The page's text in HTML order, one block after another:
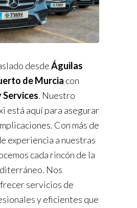
desdeÁguilas
de Murcia con
. Nuestro
está aquí para asegurar
Con más de
experiencia a nuestras
cada rincón de la
Nos
servicios de
y eficientes que